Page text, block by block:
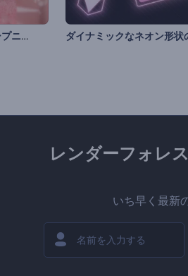
バレンタインデーカードのオープニング動画
レンダーフォレ
いち早く最新